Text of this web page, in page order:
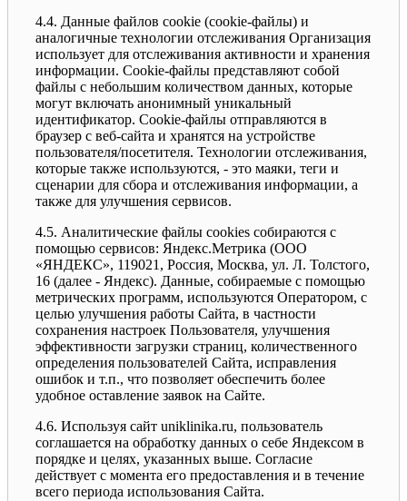
4.4. Данные файлов cookie (сookie-файлы) и
аналогичные технологии отслеживания Организация
использует для отслеживания активности и хранения
информации. Сookie-файлы представляют собой
файлы с небольшим количеством данных, которые
могут включать анонимный уникальный
идентификатор. Cookie-файлы отправляются в
браузер с веб-сайта и хранятся на устройстве
пользователя/посетителя. Технологии отслеживания,
которые также используются, - это маяки, теги и
сценарии для сбора и отслеживания информации, а
также для улучшения сервисов.
4.5. Аналитические файлы cookies собираются с
помощью сервисов: Яндекс.Метрика (ООО
«ЯНДЕКС», 119021, Россия, Москва, ул. Л. Толстого,
16 (далее - Яндекс). Данные, собираемые с помощью
метрических программ, используются Оператором, с
целью улучшения работы Сайта, в частности
сохранения настроек Пользователя, улучшения
эффективности загрузки страниц, количественного
определения пользователей Сайта, исправления
ошибок и т.п., что позволяет обеспечить более
удобное оставление заявок на Сайте.
4.6. Используя сайт uniklinika.ru, пользователь
соглашается на обработку данных о себе Яндексом в
порядке и целях, указанных выше. Согласие
действует с момента его предоставления и в течение
всего периода использования Сайта.